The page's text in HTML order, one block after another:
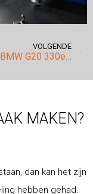
VOLGENDE
Chiptuning BMW G20 330e! #Xtraboost
MAKEN?
dan kan het zijn
hebben gehad.